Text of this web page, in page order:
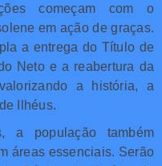
começam com o
em ação de graças.
a entrega do Título de
Neto e a reabertura da
a história, a
Ilhéus.
a população também
áreas essenciais. Serão